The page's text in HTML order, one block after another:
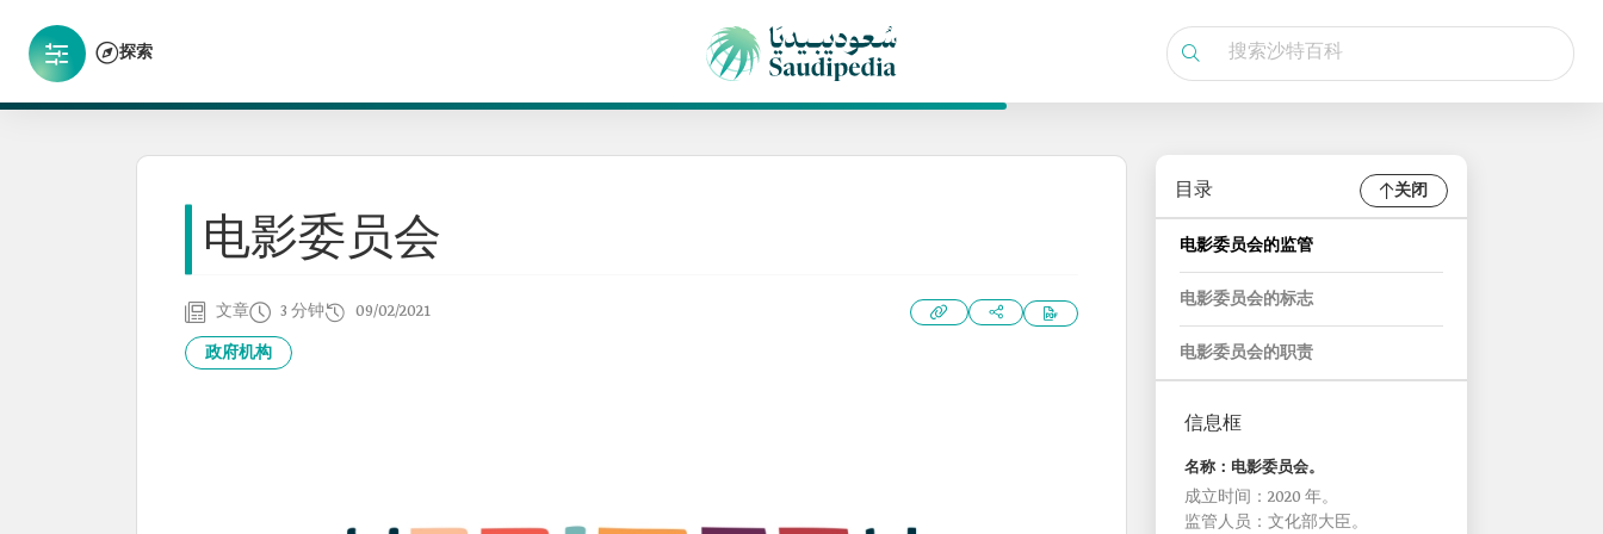
探索
电影委员会
文章 3 分钟 09/02/2021
政府机构
目录 关闭
电影委员会的监管
电影委员会的标志
电影委员会的职责
信息框
名称：电影委员会。
成立时间：2020 年。
监管人员：文化部大臣。